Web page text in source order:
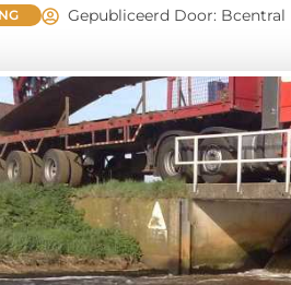
Gepubliceerd Door: Bcentral